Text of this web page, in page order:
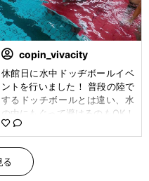
うのは私たちスタッフも とって
も嬉しいことです😆😆 今回は、
参加できなかった子も是非次回
は来てね！ 一般の子も次は来れ
た、今回は営業時間中の実施に
も 関わらず、プールの利用制限
を設けさせて頂きまして 成人ク
ラブの会員様には ご迷惑をおか
解ありがとうございました。 何
よりも安全に楽しく イベントが
できたことが 1番よかったです
copin_vivacity
休館日に水中ドッヂボールイベ
ントを行いました！ 普段の陸で
するドッチボールとは違い、水
の中にもぐって避けるのもOK！
しかし水の中なので動きにくく
ボールは避けにくかったです ル
ールは王様ドッチを採用しまし
た。 チームで1人多様を決めて
る